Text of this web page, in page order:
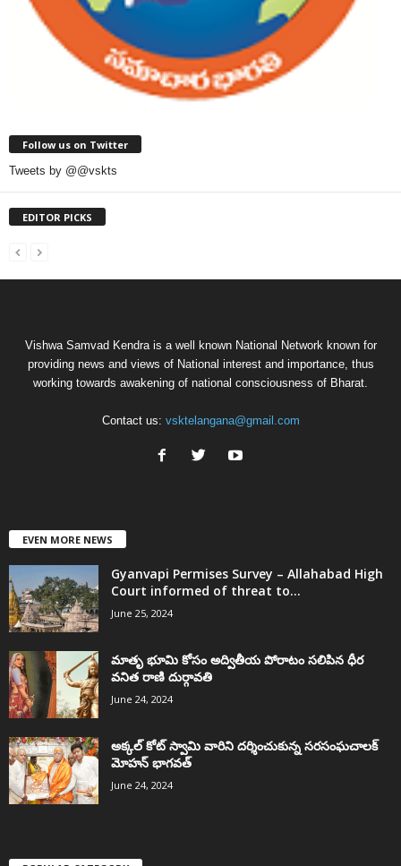
Follow us on Twitter
Tweets by @@vskts
EDITOR PICKS
Vishwa Samvad Kendra is a well known National Network known for
providing news and views of National interest and importance, thus
working towards awakening of national consciousness of Bharat.
Contact us: vsktelangana@gmail.com
EVEN MORE NEWS
Gyanvapi Permises Survey – Allahabad High
Court informed of threat to...
June 25, 2024
మాతృ భూమి కోసం అద్వితీయ పోరాటం సలిపిన ధీర
వనిత రాణి దుర్గావతి
June 24, 2024
అక్కల్‌ కోట్‌ స్వామి వారిని దర్శించుకున్న సరసంఘచాలక్
మోహన్ భాగవత్
June 24, 2024